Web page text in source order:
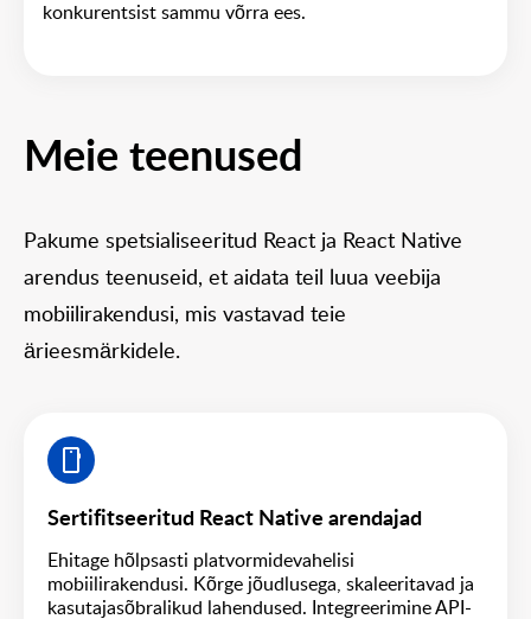
konkurentsist sammu võrra ees.
Meie teenused
Pakume spetsialiseeritud React ja React Native
arendus teenuseid, et aidata teil luua veebija
mobiilirakendusi, mis vastavad teie
ärieesmärkidele.
Sertifitseeritud React Native arendajad
Ehitage hõlpsasti platvormidevahelisi
mobiilirakendusi. Kõrge jõudlusega, skaleeritavad ja
kasutajasõbralikud lahendused. Integreerimine API-